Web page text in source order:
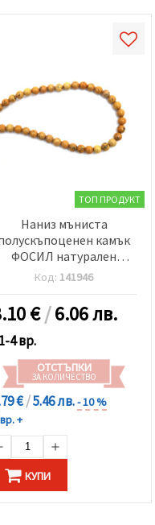
ТОП ПРОДУКТ
Наниз мъниста
камък
ФОСИЛ натурален
оцветен жълт топче 4
мм ±85 броя
Код: 141946
€/6.06 лв.
1-4 вр.
ОТСТЪПКИ
ЗА КОЛИЧЕСТВО
€/5.46 лв.- 10 %
+
КУПИ